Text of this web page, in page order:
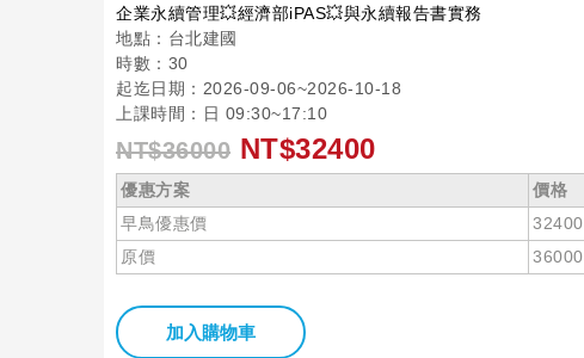
企業永續管理💥經濟部iPAS💥與永續報告書實務
地點：台北建國
時數：30
起迄日期：2026-09-06~2026-10-18
上課時間：日 09:30~17:10
NT$36000 NT$32400
優惠方案 價格
早鳥優惠價
32400
原價
36000
加入購物車